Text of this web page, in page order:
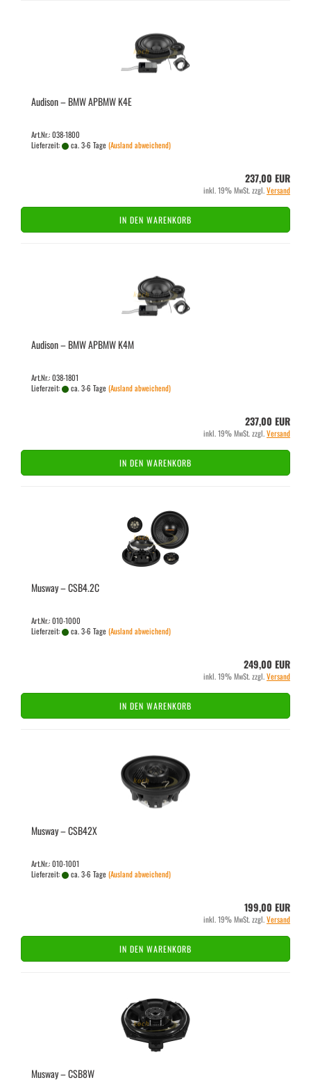
Audi­son – BMW APBMW K4E
Art.Nr.: 038-1800
Lieferzeit:
ca. 3-6 Tage(Ausland abweichend)
237,00 EUR
inkl. 19% MwSt. zzgl.Versand
IN DEN WARENKORB
Audi­son – BMW APBMW K4M
Art.Nr.: 038-1801
Lieferzeit:
ca. 3-6 Tage(Ausland abweichend)
237,00 EUR
inkl. 19% MwSt. zzgl.Versand
IN DEN WARENKORB
Mus­way – CSB4.2C
Art.Nr.: 010-1000
Lieferzeit:
ca. 3-6 Tage(Ausland abweichend)
249,00 EUR
inkl. 19% MwSt. zzgl.Versand
IN DEN WARENKORB
Mus­way – CSB42X
Art.Nr.: 010-1001
Lieferzeit:
ca. 3-6 Tage(Ausland abweichend)
199,00 EUR
inkl. 19% MwSt. zzgl.Versand
IN DEN WARENKORB
Mus­way – CSB8W